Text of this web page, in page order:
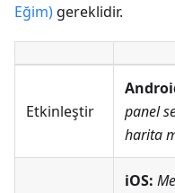
Eğim) gereklidir.
Etkinleştir
panel
harita
iOS: